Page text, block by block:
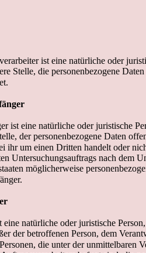
ist eine natürliche oder
Stelle, die personenbezogene
änger
ist eine natürliche oder juristische
der personenbezogene Daten
ihr um einen Dritten handelt oder
Untersuchungsauftrags nach dem
möglicherweise
er
eine natürliche oder juristische
der betroffenen Person, dem
die unter der